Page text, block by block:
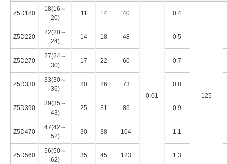
Z5D180
18(16～
20)
11 14 40
0.01
0.4
125
Z5D220
22(20～
24)
14 18 48 0.5
Z5D270
27(24～
30)
17 22 60 0.7
Z5D330
33(30～
36)
20 26 73 0.8
Z5D390
39(35～
43)
25 31 86 0.9
Z5D470
47(42～
52)
30 38 104 1.1
Z5D560
56(50～
62)
35 45 123 1.3